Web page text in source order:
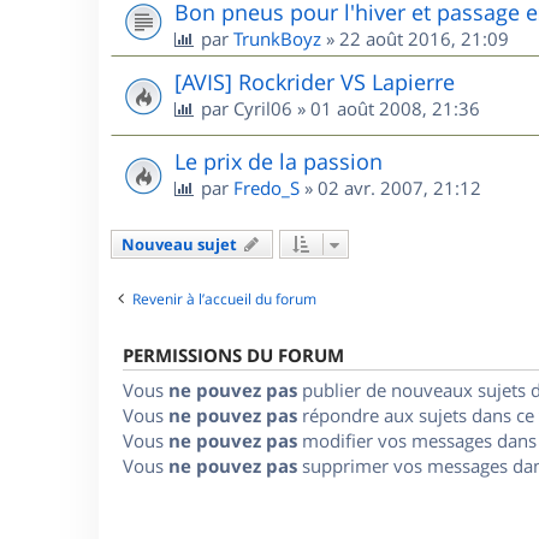
Bon pneus pour l'hiver et passage
par TrunkBoyz » 22 août 2016, 21:09
[AVIS] Rockrider VS Lapierre
par Cyril06 » 01 août 2008, 21:36
Le prix de la passion
par Fredo_S » 02 avr. 2007, 21:12
Nouveau sujet
Revenir à l’accueil du forum
PERMISSIONS DU FORUM
Vous ne pouvez pas publier de nouveaux sujets
Vous ne pouvez pas répondre aux sujets dans
Vous ne pouvez pas modifier vos messages
Vous ne pouvez pas supprimer vos messages